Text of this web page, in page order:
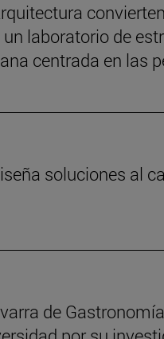
laboratorio de
centrada en las
soluciones al
de